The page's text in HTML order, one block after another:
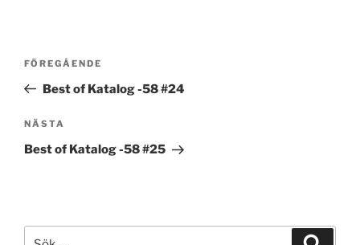
Inläggsnavigering
Föregående
inlägg
FÖREGÅENDE
Best of Katalog -58 #24
Nästa
inlägg
NÄSTA
Best of Katalog -58 #25